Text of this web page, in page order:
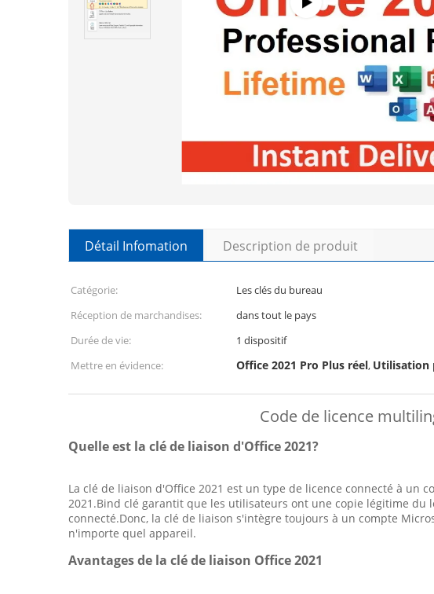
Détail Infomation Description de produit
Catégorie: Les clés du bureau
Réception de marchandises:
dans tout le pays
Durée de vie:
1 dispositif
Mettre en évidence:
Office 2021 Pro Plus réel, Utilisation
Code de licence
Quelle est la clé de liaison d'Office 2021?
La clé de liaison d'Office 2021 est un type de licence connecté à
2021.Bind clé garantit que les utilisateurs ont une copie légitime du
connecté.Donc, la clé de liaison s'intègre toujours à un compte
n'importe quel appareil.
Avantages de la clé de liaison Office 2021